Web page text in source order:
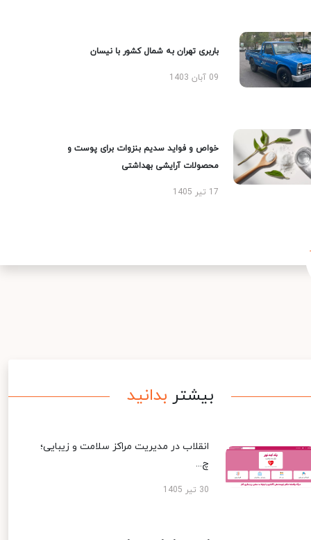
باربری تهران به شمال کشور با نیسان
09 آبان 1403
خواص و فواید سدیم بنزوات برای پوست و
محصولات آرایشی بهداشتی
17 تیر 1405
بیشتر بدانید
انقلاب در مدیریت مراکز سلامت و زیبایی؛
چ...
30 تیر 1405